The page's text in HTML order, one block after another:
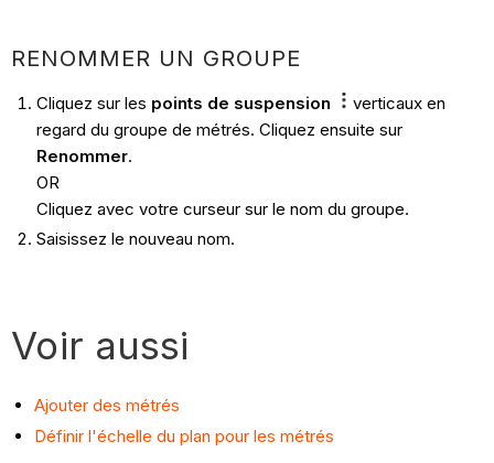
RENOMMER UN GROUPE
Cliquez sur les points de suspension
verticaux en
regard du groupe de métrés. Cliquez ensuite sur
Renommer.
OR
Cliquez avec votre curseur sur le nom du groupe.
Saisissez le nouveau nom.
Voir aussi
Ajouter des métrés
Définir l'échelle du plan pour les métrés